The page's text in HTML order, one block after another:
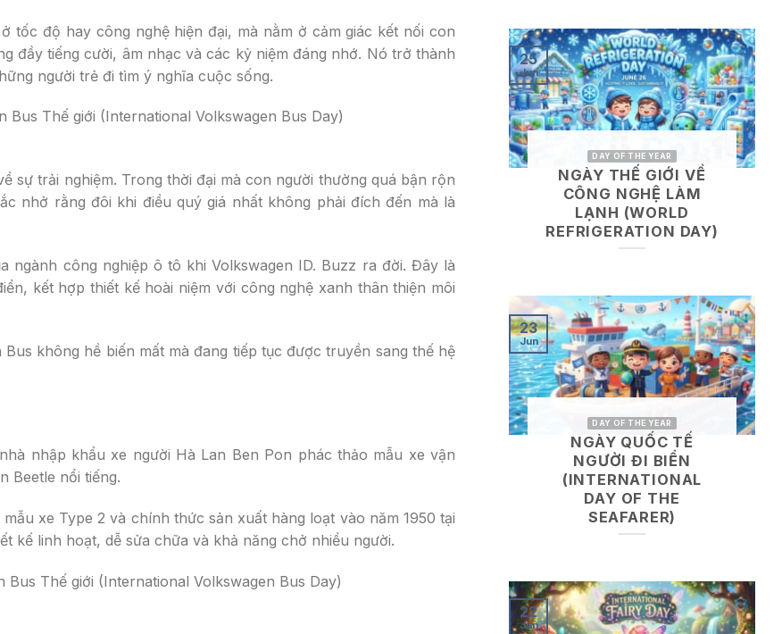
tốc độ hay công nghệ hiện đại, mà nằm ở cảm giác kết nối con
đầy tiếng cười, âm nhạc và các kỷ niệm đáng nhớ. Nó trở thành
người trẻ đi tìm ý nghĩa cuộc sống.
sự trải nghiệm. Trong thời đại mà con người thường quá bận rộn
nhở rằng đôi khi điều quý giá nhất không phải đích đến mà là
công nghiệp ô tô khi Volkswagen ID. Buzz ra đời. Đây là
kết hợp thiết kế hoài niệm với công nghệ xanh thân thiện môi
không hề biến mất mà đang tiếp tục được truyền sang thế hệ
nhập khẩu xe người Hà Lan Ben Pon phác thảo mẫu xe vận
Beetle nổi tiếng.
xe Type 2 và chính thức sản xuất hàng loạt vào năm 1950 tại
kế linh hoạt, dễ sửa chữa và khả năng chở nhiều người.
DAY OF THE YEAR
NGÀY THẾ GIỚI VỀ
CÔNG NGHỆ LÀM
LẠNH (WORLD
REFRIGERATION DAY)
25
Jun
DAY OF THE YEAR
NGÀY QUỐC TẾ
NGƯỜI ĐI BIỂN
(INTERNATIONAL
DAY OF THE
SEAFARER)
23
Jun
22
Jun